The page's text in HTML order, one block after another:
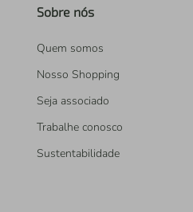
Sobre nós
Quem somos
Nosso Shopping
Seja associado
Trabalhe conosco
Sustentabilidade